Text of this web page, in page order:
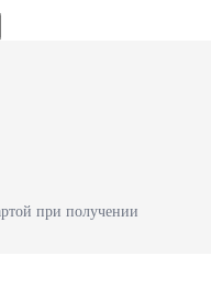
при получении